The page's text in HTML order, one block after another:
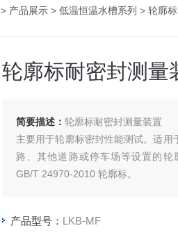
> 产品展示 > 低温恒温水槽系列 > 轮廓
轮廓标耐密封测量
简要描述： 轮廓标耐密封测量装置
主要用于轮廓标密封性能测试。适用
路、其他道路或停车场等设置的
GB/T 24970-2010 轮廓标。
产品型号： LKB-MF